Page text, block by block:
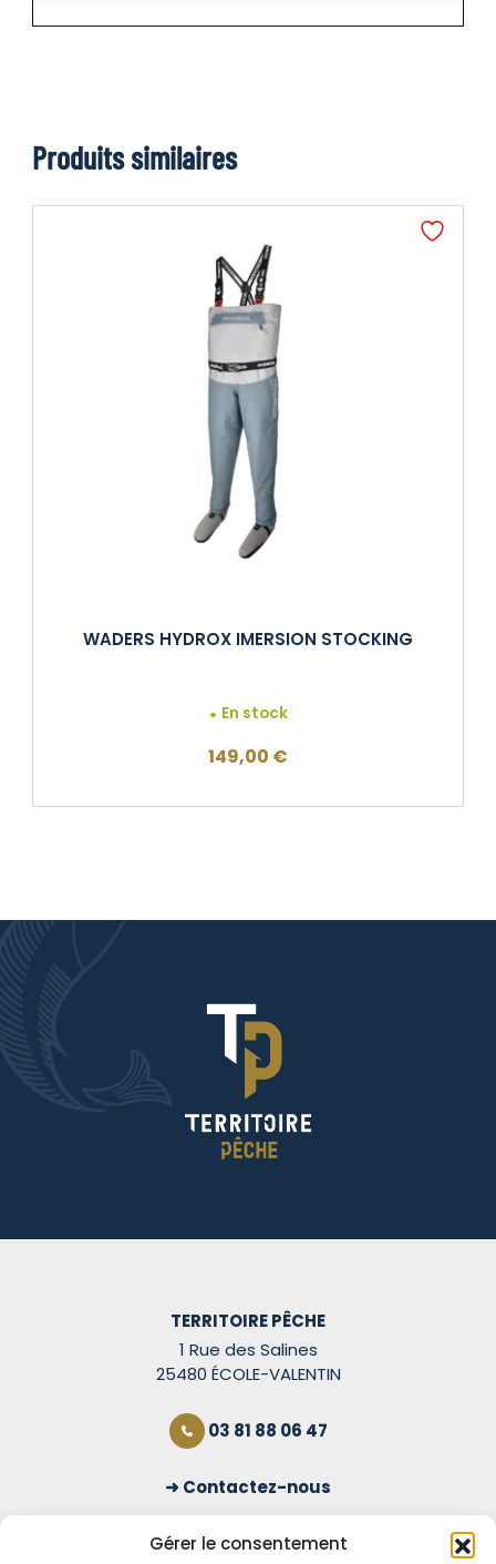
Gérer le consentement
Produits similaires
WADERS HYDROX IMERSION STOCKING
En stock
149,00 €
TERRITOIRE PÊCHE
1 Rue des Salines
25480 ÉCOLE-VALENTIN
03 81 88 06 47
Contactez-nous
S'inscrire à la newsletter